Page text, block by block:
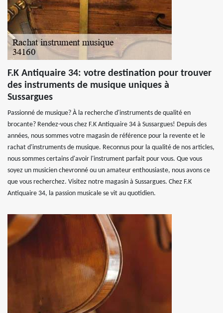
F.K Antiquaire 34: votre destination pour trouver
des instruments de musique uniques à
Sussargues
Passionné de musique? À la recherche d'instruments de qualité en
brocante? Rendez-vous chez F.K Antiquaire 34 à Sussargues! Depuis des
années, nous sommes votre magasin de référence pour la revente et le
rachat d'instruments de musique. Reconnus pour la qualité de nos articles,
nous sommes certains d'avoir l'instrument parfait pour vous. Que vous
soyez un musicien chevronné ou un amateur enthousiaste, nous avons ce
que vous recherchez. Visitez notre magasin à Sussargues. Chez F.K
Antiquaire 34, la passion musicale se vit au quotidien.